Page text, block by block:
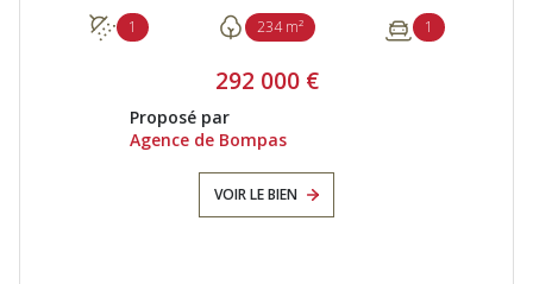
1 234 m² 1
292 000 €
Proposé par
Agence de Bompas
VOIR LE BIEN